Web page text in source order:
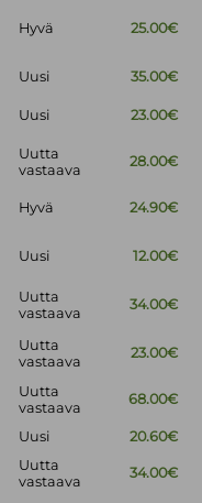
Hyvä 25.00€
Uusi
35.00€
Uusi 23.00€
Uutta
vastaava
28.00€
Hyvä 24.90€
Uusi 12.00€
Uutta
vastaava
34.00€
Uutta
vastaava
23.00€
Uutta
vastaava
68.00€
Uusi 20.60€
Uutta
vastaava
34.00€